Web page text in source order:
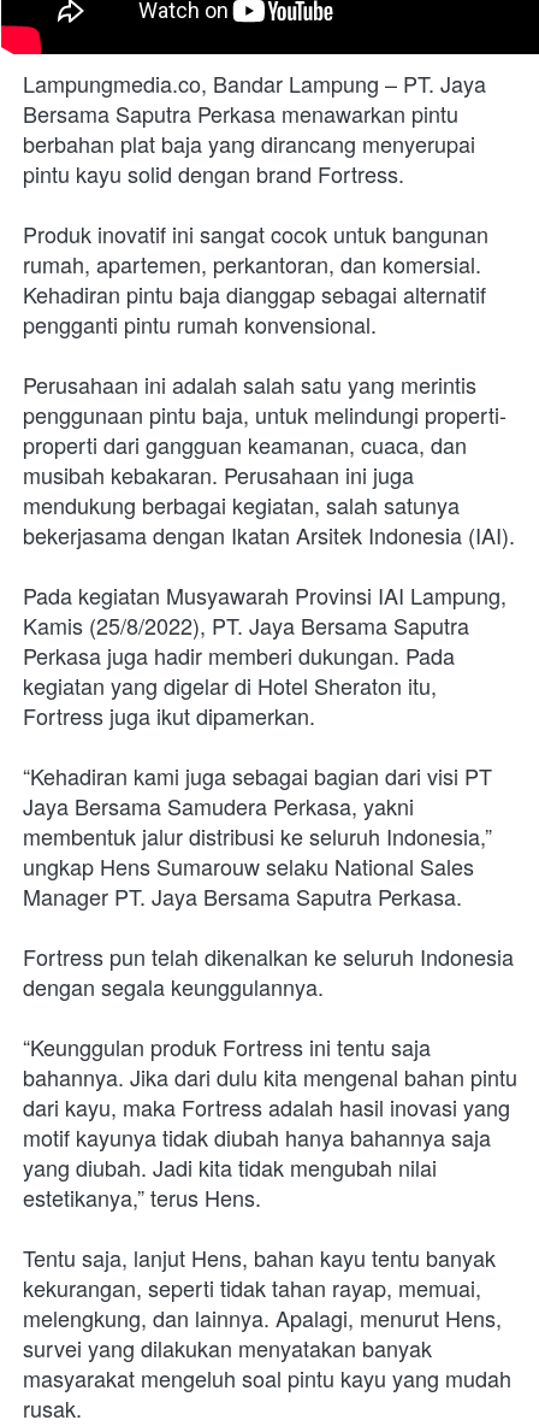
Lampungmedia.co, Bandar Lampung – PT. Jaya
Bersama Saputra Perkasa menawarkan pintu
berbahan plat baja yang dirancang menyerupai
pintu kayu solid dengan brand Fortress.
Produk inovatif ini sangat cocok untuk bangunan
rumah, apartemen, perkantoran, dan komersial.
Kehadiran pintu baja dianggap sebagai alternatif
pengganti pintu rumah konvensional.
Perusahaan ini adalah salah satu yang merintis
penggunaan pintu baja, untuk melindungi properti-
properti dari gangguan keamanan, cuaca, dan
musibah kebakaran. Perusahaan ini juga
mendukung berbagai kegiatan, salah satunya
bekerjasama dengan Ikatan Arsitek Indonesia (IAI).
Pada kegiatan Musyawarah Provinsi IAI Lampung,
Kamis (25/8/2022), PT. Jaya Bersama Saputra
Perkasa juga hadir memberi dukungan. Pada
kegiatan yang digelar di Hotel Sheraton itu,
Fortress juga ikut dipamerkan.
“Kehadiran kami juga sebagai bagian dari visi PT
Jaya Bersama Samudera Perkasa, yakni
membentuk jalur distribusi ke seluruh Indonesia,”
ungkap Hens Sumarouw selaku National Sales
Manager PT. Jaya Bersama Saputra Perkasa.
Fortress pun telah dikenalkan ke seluruh Indonesia
dengan segala keunggulannya.
“Keunggulan produk Fortress ini tentu saja
bahannya. Jika dari dulu kita mengenal bahan pintu
dari kayu, maka Fortress adalah hasil inovasi yang
motif kayunya tidak diubah hanya bahannya saja
yang diubah. Jadi kita tidak mengubah nilai
estetikanya,” terus Hens.
Tentu saja, lanjut Hens, bahan kayu tentu banyak
kekurangan, seperti tidak tahan rayap, memuai,
melengkung, dan lainnya. Apalagi, menurut Hens,
survei yang dilakukan menyatakan banyak
masyarakat mengeluh soal pintu kayu yang mudah
rusak.